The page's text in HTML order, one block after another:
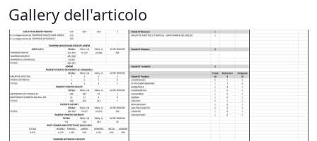
Gallery dell'articolo